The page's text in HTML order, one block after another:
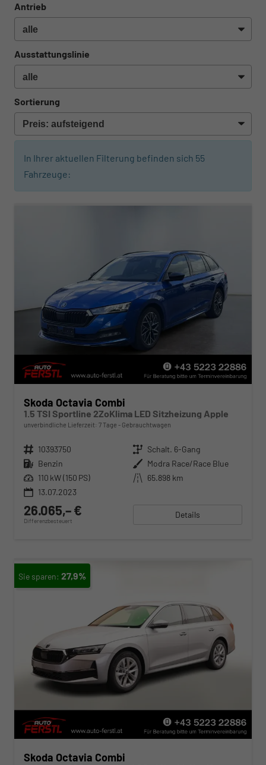
Antrieb
Ausstattungslinie
Sortierung
In Ihrer aktuellen Filterung befinden sich 55
Fahrzeuge:
Skoda Octavia Combi
1.5 TSI Sportline 2ZoKlima LED Sitzheizung Apple
unverbindliche Lieferzeit: 7 Tage Gebrauchtwagen
Fahrzeugnr. 10393750 Getriebe Schalt. 6-Gang
Kraftstoff Benzin Außenfarbe Modra Race/Race Blue
Leistung 110 kW (150 PS) Kilometerstand 65.898 km
13.07.2023
26.065,– €
Differenzbesteuert
Details
27,9%
Skoda Octavia Combi